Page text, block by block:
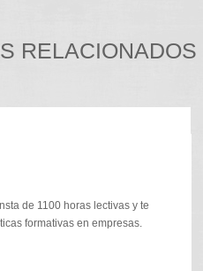
RELACIONADOS
de 1100 horas lectivas y te
formativas en empresas.